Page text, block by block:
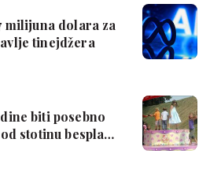
milijuna dolara za
tinejdžera
biti posebno
stotinu bespla…